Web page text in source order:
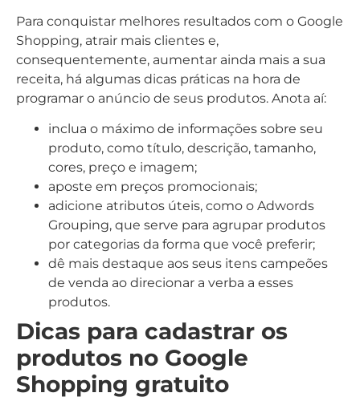
Para conquistar melhores resultados com o Google
Shopping, atrair mais clientes e,
consequentemente, aumentar ainda mais a sua
receita, há algumas dicas práticas na hora de
programar o anúncio de seus produtos. Anota aí:
inclua o máximo de informações sobre seu
produto, como título, descrição, tamanho,
cores, preço e imagem;
aposte em preços promocionais;
adicione atributos úteis, como o Adwords
Grouping, que serve para agrupar produtos
por categorias da forma que você preferir;
dê mais destaque aos seus itens campeões
de venda ao direcionar a verba a esses
produtos.
Dicas para cadastrar os
produtos no Google
Shopping gratuito